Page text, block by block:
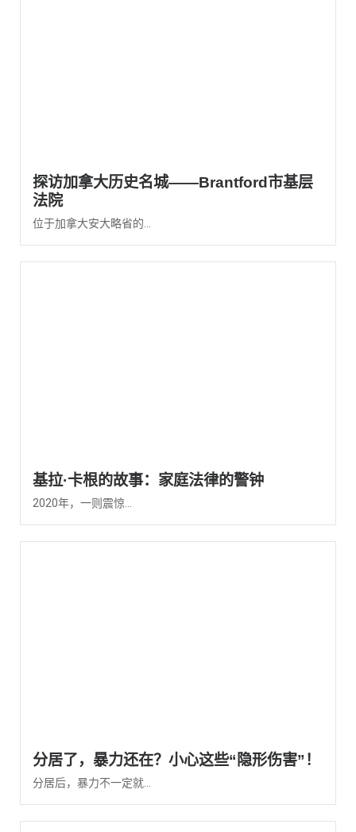
探访加拿大历史名城——Brantford市基层
法院
位于加拿大安大略省的...
基拉·卡根的故事：家庭法律的警钟
2020年，一则震惊...
分居了，暴力还在？小心这些“隐形伤害”！
分居后，暴力不一定就...